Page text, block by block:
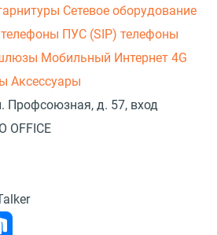
Сетевое оборудование
ПУС (SIP) телефоны
Мобильный Интернет 4G
Аксессуары
Профсоюзная, д. 57, вход
OFFICE